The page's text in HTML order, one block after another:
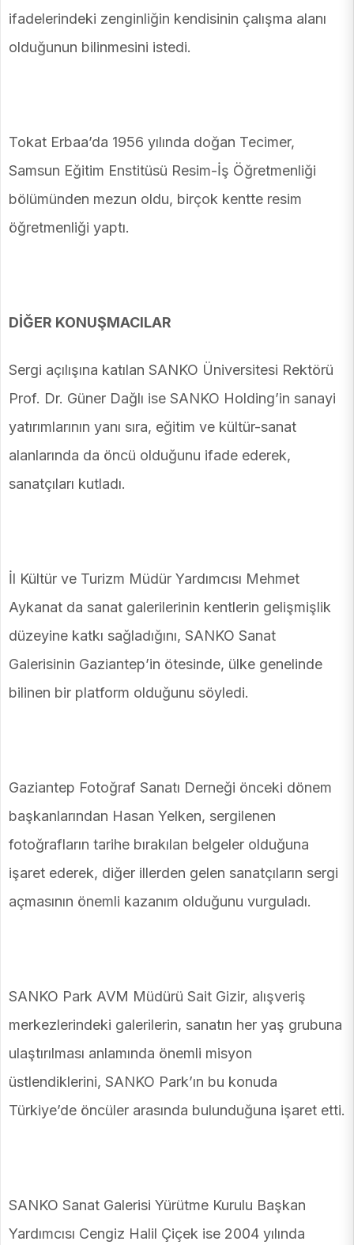
ifadelerindeki zenginliğin kendisinin çalışma alanı
olduğunun bilinmesini istedi.
Tokat Erbaa’da 1956 yılında doğan Tecimer,
Samsun Eğitim Enstitüsü Resim-İş Öğretmenliği
bölümünden mezun oldu, birçok kentte resim
öğretmenliği yaptı.
DİĞER KONUŞMACILAR
Sergi açılışına katılan SANKO Üniversitesi Rektörü
Prof. Dr. Güner Dağlı ise SANKO Holding’in sanayi
yatırımlarının yanı sıra, eğitim ve kültür-sanat
alanlarında da öncü olduğunu ifade ederek,
sanatçıları kutladı.
İl Kültür ve Turizm Müdür Yardımcısı Mehmet
Aykanat da sanat galerilerinin kentlerin gelişmişlik
düzeyine katkı sağladığını, SANKO Sanat
Galerisinin Gaziantep’in ötesinde, ülke genelinde
bilinen bir platform olduğunu söyledi.
Gaziantep Fotoğraf Sanatı Derneği önceki dönem
başkanlarından Hasan Yelken, sergilenen
fotoğrafların tarihe bırakılan belgeler olduğuna
işaret ederek, diğer illerden gelen sanatçıların sergi
açmasının önemli kazanım olduğunu vurguladı.
SANKO Park AVM Müdürü Sait Gizir, alışveriş
merkezlerindeki galerilerin, sanatın her yaş grubuna
ulaştırılması anlamında önemli misyon
üstlendiklerini, SANKO Park’ın bu konuda
Türkiye’de öncüler arasında bulunduğuna işaret etti.
SANKO Sanat Galerisi Yürütme Kurulu Başkan
Yardımcısı Cengiz Halil Çiçek ise 2004 yılında